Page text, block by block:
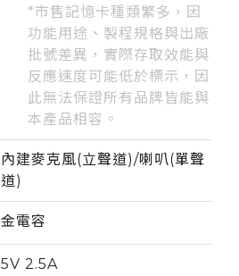
*市售記憶卡種類繁多，因
功能用途、製程規格與出廠
批號差異，實際存取效能與
反應速度可能低於標示，因
此無法保證所有品牌皆能與
本產品相容。
內建麥克風(立聲道)/喇叭(單聲
道)
金電容
5V 2.5A